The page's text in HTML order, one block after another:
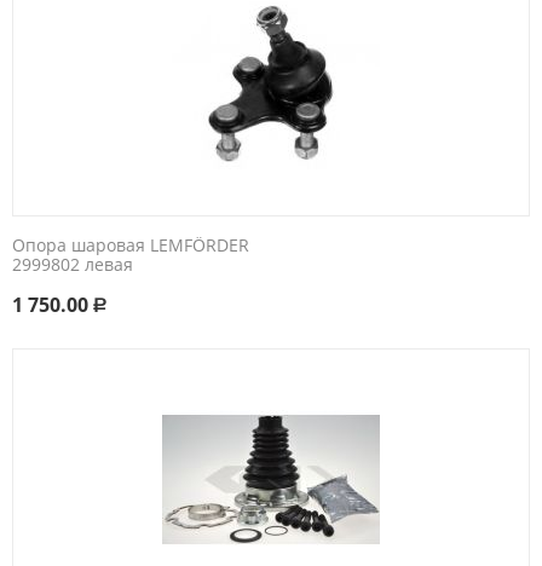
Опора шаровая LEMFÖRDER
2999802 левая
1 750.00 Р